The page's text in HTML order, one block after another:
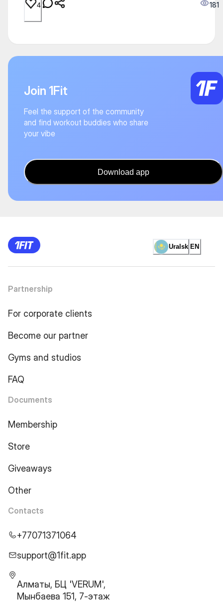
4 181
Join 1Fit
Feel the support of the community
and find workout buddies who share
your vibe
Download app
Uralsk EN
Partnership
For corporate clients
Become our partner
Gyms and studios
FAQ
Documents
Membership
Store
Giveaways
Other
Contacts
+77071371064
support@1fit.app
Алматы, БЦ 'VERUM',
Мынбаева 151, 7-этаж